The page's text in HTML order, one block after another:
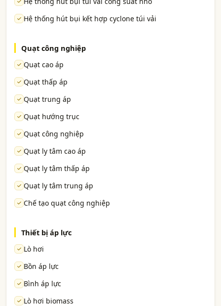
Hệ thống hút bụi kết hợp cyclone túi vải
Quạt công nghiệp
Quạt cao áp
Quạt thấp áp
Quạt trung áp
Quạt hướng trục
Quạt công nghiệp
Quạt ly tâm cao áp
Quạt ly tâm thấp áp
Quạt ly tâm trung áp
Chế tạo quạt công nghiệp
Thiết bị áp lực
Lò hơi
Bồn áp lực
Bình áp lực
Lò hơi biomass